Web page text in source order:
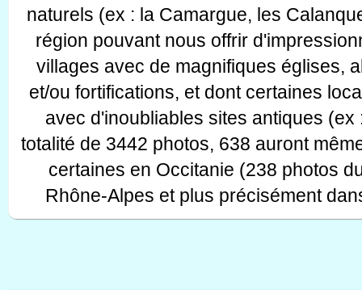
naturels (ex : la Camargue, les
région pouvant nous offrir
villages avec de magnifiques églises,
et/ou fortifications, et dont certaines
avec d'inoubliables sites antiques
totalité de 3442 photos, 638 auront
certaines en Occitanie (238 photos
Rhône-Alpes et plus précisément